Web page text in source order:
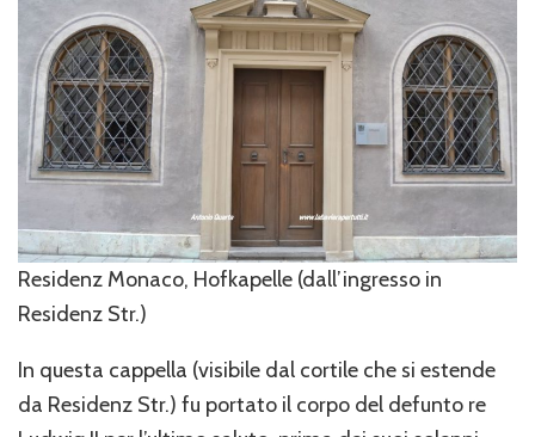
Residenz Monaco, Hofkapelle (dall’ingresso in
Residenz Str.)
In questa cappella (visibile dal cortile che si estende
da Residenz Str.) fu portato il corpo del defunto re